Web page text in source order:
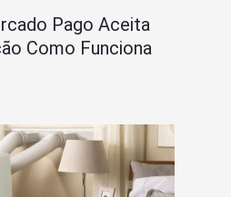
Pago Aceita
Como Funciona